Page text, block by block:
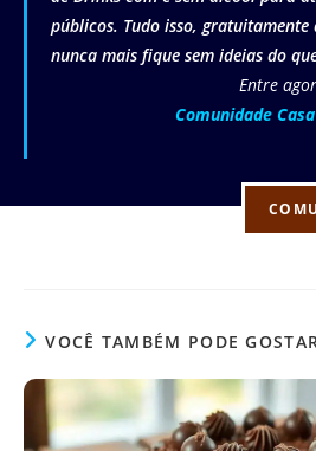
públicos. Tudo isso, gratuitamente
nunca mais fique sem ideias do
Entre
Comunidade
VOCÊ TAMBÉM PODE